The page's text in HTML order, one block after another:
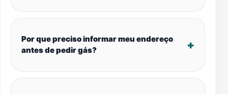
Por que preciso informar meu endereço
antes de pedir gás?